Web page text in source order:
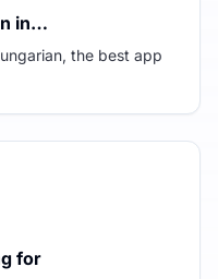
in…
the best app
for